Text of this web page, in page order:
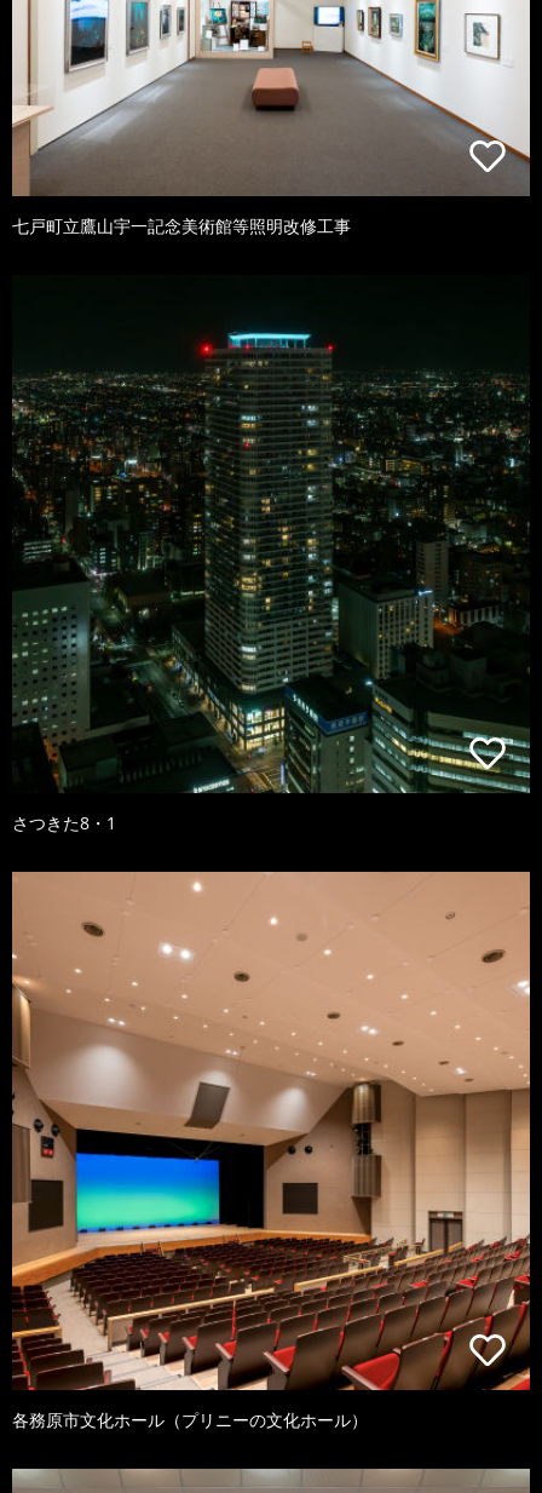
七戸町立鷹山宇一記念美術館等照明改修工事
さつきた8・1
各務原市文化ホール（プリニーの文化ホール）